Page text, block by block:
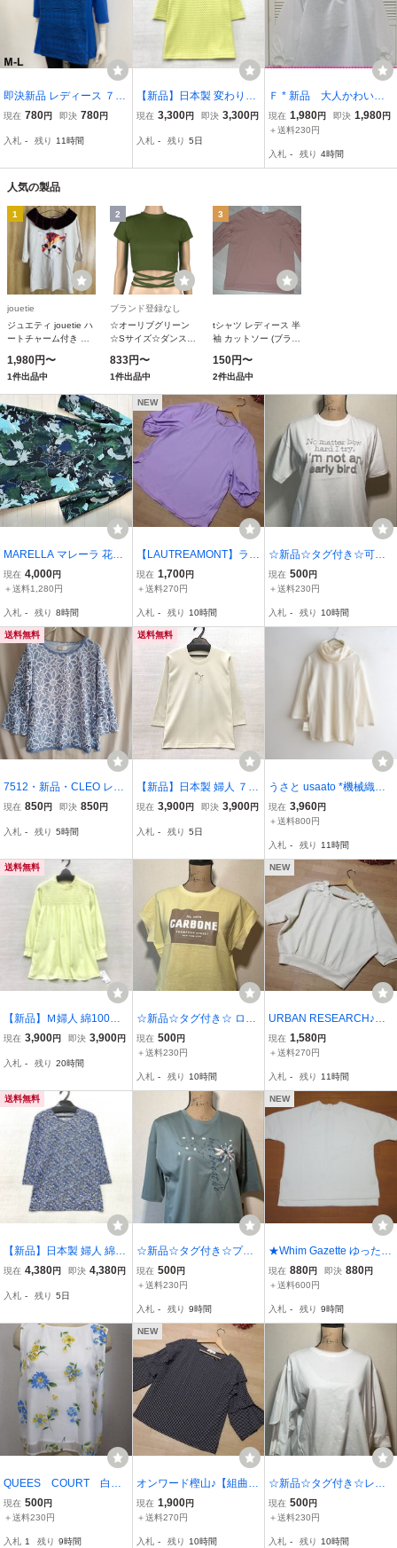
即決新品 レディース ７分
丈 切り替え プルオーバー
トソー 送料無料
現在 780円 即決 780円
入札 - 残り 11時間
【新品】日本製 変わり織
り やわらか 綿混 ５分袖
料無料 手洗いOK 婦人 レ
現在 3,300円 即決 3,300円
入札 - 残り 5日
Ｆ * 新品 大人かわいい
ボリュームスリーブ プル
オーバー♪ オフホワイ
ブ フリーサイズ
現在 1,980円 即決 1,980円
＋送料230円
入札 - 残り 4時間
人気の製品
1
jouetie
ジュエティ jouetie ハ
ートチャーム付き ハ
ッグ JUT-82080B フ
ィットハウス
1,980円〜
1件出品中
2
ブランド登録なし
☆オーリブグリーン
☆Sサイズ☆ダンス衣
衣装 へそ出し 半袖 カ
ットソー tシャツ ショ
ート丈 ハイネック
833円〜
1件出品中
3
tシャツ レディース 半
袖 カットソー (ブラッ
150円〜
2件出品中
MARELLA マレーラ 花柄
総柄 ワンピース チュニッ
ク グリーン系
現在 4,000円
＋送料1,280円
入札 - 残り 8時間
NEW
【LAUTREAMONT】ラベ
ンダーカットソー38★ロ
ートレアモン★新品♪
現在 1,700円
＋送料270円
入札 - 残り 10時間
☆新品☆タグ付き☆可愛
いモコロゴ☆ロゴプリン
トカットソー☆ホワイト
0☆
現在 500円
＋送料230円
入札 - 残り 10時間
送料無料
7512・新品・CLEO レー
スプルオーバー 花柄 ブル
現在 850円 即決 850円
入札 - 残り 5時間
送料無料
【新品】日本製 婦人 ７分
袖 カットソー M-Lサイズ
洗濯機OK 少ししっかり目
現在 3,900円 即決 3,900円
入札 - 残り 5日
うさと usaato *機械織り
インナートップス*キナリ
コットンボイルガーゼ7分
ネック(2-2606-527)【72
G62】
現在 3,960円
＋送料800円
入札 - 残り 11時間
送料無料
【新品】Ｍ婦人 綿100％
プルオーバー 9分袖 デザ
送料無料 手洗いOK シャ
ットンツイル
現在 3,900円 即決 3,900円
入札 - 残り 20時間
☆新品☆タグ付き☆ ロゴ
プリント☆半袖カットソ
ー☆イエロー系☆カジュ
現在 500円
＋送料230円
入札 - 残り 10時間
NEW
URBAN RESEARCH♪【K
BF】アイボリー6分袖カ
ットソーF★新品♪
現在 1,580円
＋送料270円
入札 - 残り 11時間
送料無料
【新品】日本製 婦人 綿10
0％ 7分袖薄手 カットソー
洗濯機OK 涼感コットン
エリ開き
現在 4,380円 即決 4,380円
入札 - 残り 5日
☆新品☆タグ付き☆プレ
ミアムコットン☆綿10
0％☆花柄刺繍☆カットソ
ース トップス☆サイズ40
☆
現在 500円
＋送料230円
入札 - 残り 9時間
NEW
★Whim Gazette ゆったり
大きめ ストレッチ ドロッ
プショルダー ハーフスリ
現在 880円 即決 880円
＋送料600円
入札 - 残り 9時間
QUEES COURT 白と
ブルー花★カットソー
現在 500円
＋送料230円
入札 1 残り 9時間
NEW
オンワード樫山♪【組曲】
黒七分袖カットソー2M★
KUMIKYOKU★新品♪
現在 1,900円
＋送料270円
入札 - 残り 10時間
☆新品☆タグ付き☆レデ
ィース☆カットソー☆ホ
ワイト☆異素材切り替え
現在 500円
＋送料230円
入札 - 残り 10時間